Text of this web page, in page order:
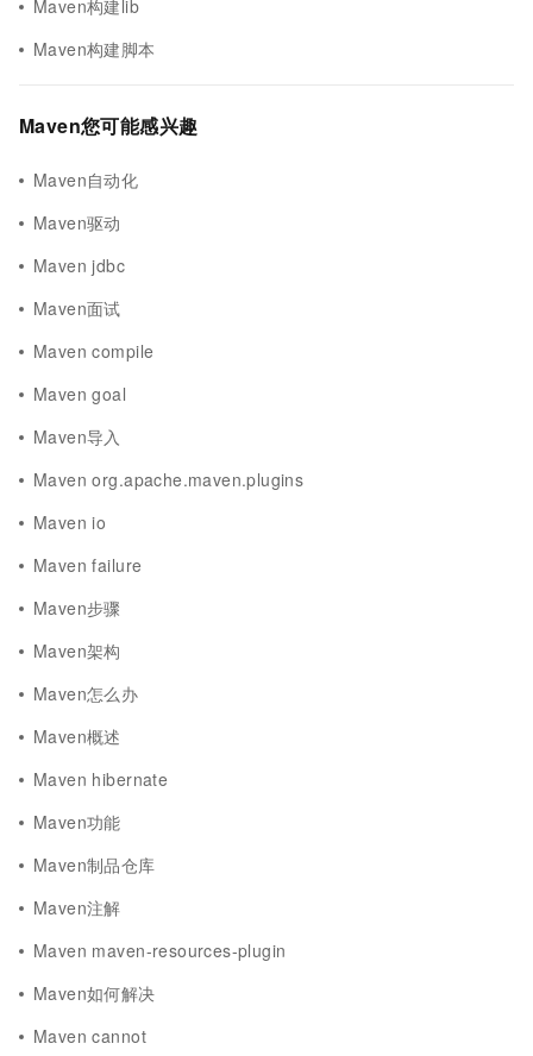
Maven构建lib
Maven构建脚本
Maven您可能感兴趣
Maven自动化
Maven驱动
Maven jdbc
Maven面试
Maven compile
Maven goal
Maven导入
Maven org.apache.maven.plugins
Maven io
Maven failure
Maven步骤
Maven架构
Maven怎么办
Maven概述
Maven hibernate
Maven功能
Maven制品仓库
Maven注解
Maven maven-resources-plugin
Maven如何解决
Maven cannot